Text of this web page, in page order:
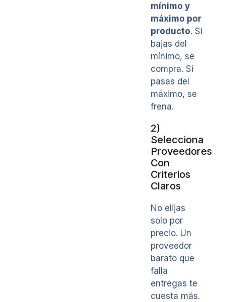
mínimo y
máximo por
producto. Si
bajas del
mínimo, se
compra. Si
pasas del
máximo, se
frena.
2)
Selecciona
Proveedores
Con
Criterios
Claros
No elijas
solo por
precio. Un
proveedor
barato que
falla
entregas te
cuesta más.